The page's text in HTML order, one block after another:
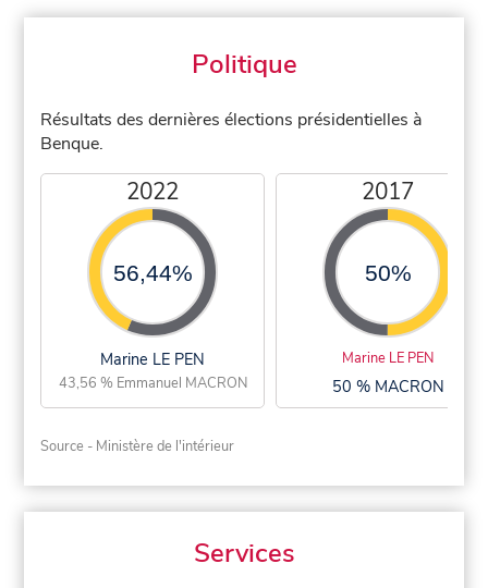
Politique
Résultats des dernières élections présidentielles à
Benque.
2022
56,44%
Marine LE PEN
43,56 % Emmanuel MACRON
2017
50%
Marine LE PEN
50 % MACRON
Source - Ministère de l'intérieur
Services